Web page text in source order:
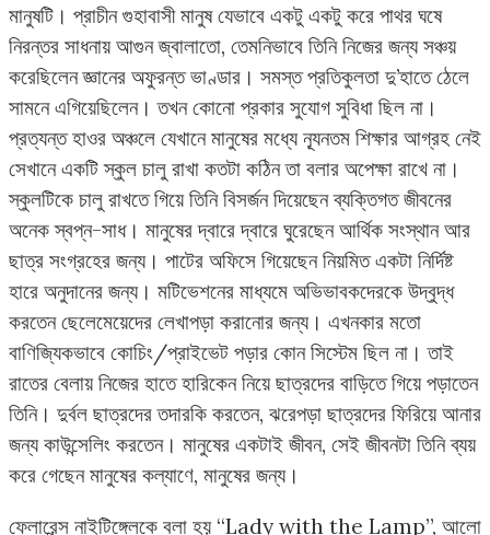
মানুষটি। প্রাচীন গুহাবাসী মানুষ যেভাবে একটু একটু করে পাথর ঘষে
নিরন্তর সাধনায় আগুন জ্বালাতো, তেমনিভাবে তিনি নিজের জন্য সঞ্চয়
করেছিলেন জ্ঞানের অফুরন্ত ভাণ্ডার। সমস্ত প্রতিকুলতা দু’হাতে ঠেলে
সামনে এগিয়েছিলেন। তখন কোনো প্রকার সুযোগ সুবিধা ছিল না।
প্রত্যন্ত হাওর অঞ্চলে যেখানে মানুষের মধ্যে ন্যূনতম শিক্ষার আগ্রহ নেই
সেখানে একটি স্কুল চালু রাখা কতটা কঠিন তা বলার অপেক্ষা রাখে না।
স্কুলটিকে চালু রাখতে গিয়ে তিনি বিসর্জন দিয়েছেন ব্যক্তিগত জীবনের
অনেক স্বপ্ন-সাধ। মানুষের দ্বারে দ্বারে ঘুরেছেন আর্থিক সংস্থান আর
ছাত্র সংগ্রহের জন্য। পাটের অফিসে গিয়েছেন নিয়মিত একটা নির্দিষ্ট
হারে অনুদানের জন্য। মটিভেশনের মাধ্যমে অভিভাবকদেরকে উদ্বুদ্ধ
করতেন ছেলেমেয়েদের লেখাপড়া করানোর জন্য। এখনকার মতো
বাণিজ্যিকভাবে কোচিং/প্রাইভেট পড়ার কোন সিস্টেম ছিল না। তাই
রাতের বেলায় নিজের হাতে হারিকেন নিয়ে ছাত্রদের বাড়িতে গিয়ে পড়াতেন
তিনি। দুর্বল ছাত্রদের তদারকি করতেন, ঝরেপড়া ছাত্রদের ফিরিয়ে আনার
জন্য কাউন্সেলিং করতেন। মানুষের একটাই জীবন, সেই জীবনটা তিনি ব্যয়
করে গেছেন মানুষের কল্যাণে, মানুষের জন্য।
ফ্লোরেন্স নাইটিঙ্গেলকে বলা হয় “Lady with the Lamp”, আলো